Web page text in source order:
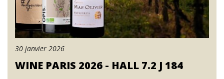
30 janvier 2026
WINE PARIS 2026 - HALL 7.2 J 184